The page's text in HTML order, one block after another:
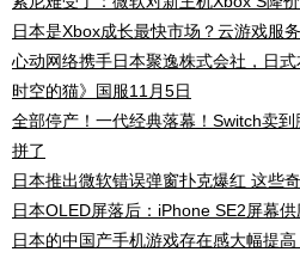
日本是Xbox成长最快市场？云游戏服
心动网络携手日本聚逸株式会社，日
时空的猫》国服11月5日
全部停产！一代经典落幕！Switch卖到
拼了
日本推出微软错误弹窗扑克爆红 这些
日本OLED屏落后：iPhone SE2屏幕
日本的中国产手机游戏存在感大幅提